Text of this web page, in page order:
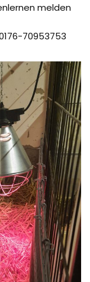
melden
70953753